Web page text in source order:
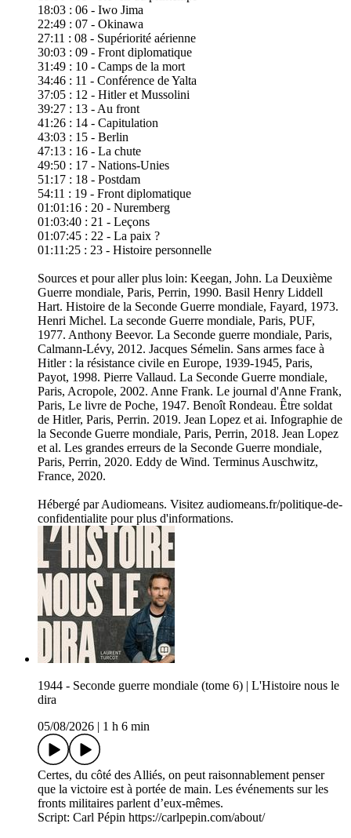
18:03 : 06 - Iwo Jima
22:49 : 07 - Okinawa
27:11 : 08 - Supériorité aérienne
30:03 : 09 - Front diplomatique
31:49 : 10 - Camps de la mort
34:46 : 11 - Conférence de Yalta
37:05 : 12 - Hitler et Mussolini
39:27 : 13 - Au front
41:26 : 14 - Capitulation
43:03 : 15 - Berlin
47:13 : 16 - La chute
49:50 : 17 - Nations-Unies
51:17 : 18 - Postdam
54:11 : 19 - Front diplomatique
01:01:16 : 20 - Nuremberg
01:03:40 : 21 - Leçons
01:07:45 : 22 - La paix ?
01:11:25 : 23 - Histoire personnelle
Sources et pour aller plus loin: Keegan, John. La Deuxième
Guerre mondiale, Paris, Perrin, 1990. Basil Henry Liddell
Hart. Histoire de la Seconde Guerre mondiale, Fayard, 1973.
Henri Michel. La seconde Guerre mondiale, Paris, PUF,
1977. Anthony Beevor. La Seconde guerre mondiale, Paris,
Calmann-Lévy, 2012. Jacques Sémelin. Sans armes face à
Hitler : la résistance civile en Europe, 1939-1945, Paris,
Payot, 1998. Pierre Vallaud. La Seconde Guerre mondiale,
Paris, Acropole, 2002. Anne Frank. Le journal d'Anne Frank,
Paris, Le livre de Poche, 1947. Benoît Rondeau. Être soldat
de Hitler, Paris, Perrin. 2019. Jean Lopez et ai. Infographie de
la Seconde Guerre mondiale, Paris, Perrin, 2018. Jean Lopez
et al. Les grandes erreurs de la Seconde Guerre mondiale,
Paris, Perrin, 2020. Eddy de Wind. Terminus Auschwitz,
France, 2020.
Hébergé par Audiomeans. Visitez audiomeans.fr/politique-de-
confidentialite pour plus d'informations.
1944 - Seconde guerre mondiale (tome 6) | L'Histoire nous le
dira
05/08/2026
1 h 6 min
Certes, du côté des Alliés, on peut raisonnablement penser
que la victoire est à portée de main. Les événements sur les
fronts militaires parlent d’eux-mêmes.
Script: Carl Pépin https://carlpepin.com/about/